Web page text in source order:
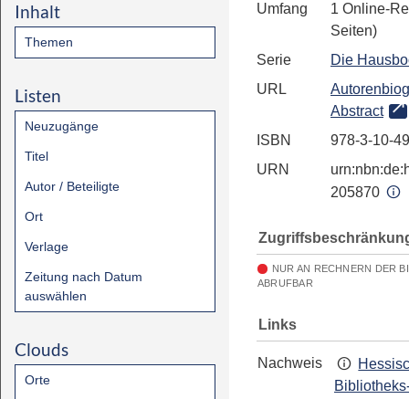
Inhalt
Themen
Listen
Neuzugänge
Titel
Autor / Beteiligte
Ort
Verlage
Zeitung nach Datum
auswählen
Clouds
Orte
Umfang
1 Online-
Seiten)
Serie
Die
URL
Abstract
ISBN
978-3-10-
URN
205870
NUR AN RECHNERN DER
ABRUFBAR
Links
Nachweis